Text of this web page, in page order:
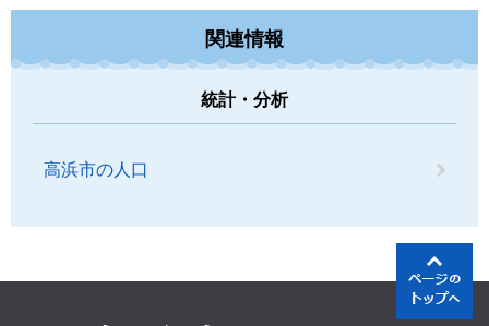
関連情報
統計・分析
高浜市の人口